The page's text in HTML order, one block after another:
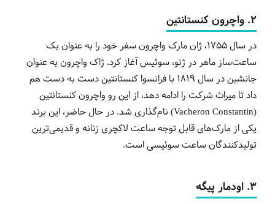
2. واچرون کنستانتین
در سال 1755، ژان مارک واچرون سفر خود را به عنوان یک
ساعت‌ساز ماهر در ژنو، سوئیس آغاز کرد. ژاک واچرون به عنوان
جانشین در سال 1819 با فرانسوا کنستانتین دست به دست هم
داد تا میراث شرکت را ادامه دهد، از این رو واچرون کنستانتین
(Vacheron Constantin) نام‌گذاری شد. در حال حاضر، این برند
یکی از مارک‌های قابل توجه ساعت لاکچری زنانه و قدیمی‌ترین
تولیدکنندگان ساعت سوئیسی است.
3. اودمار پیگه